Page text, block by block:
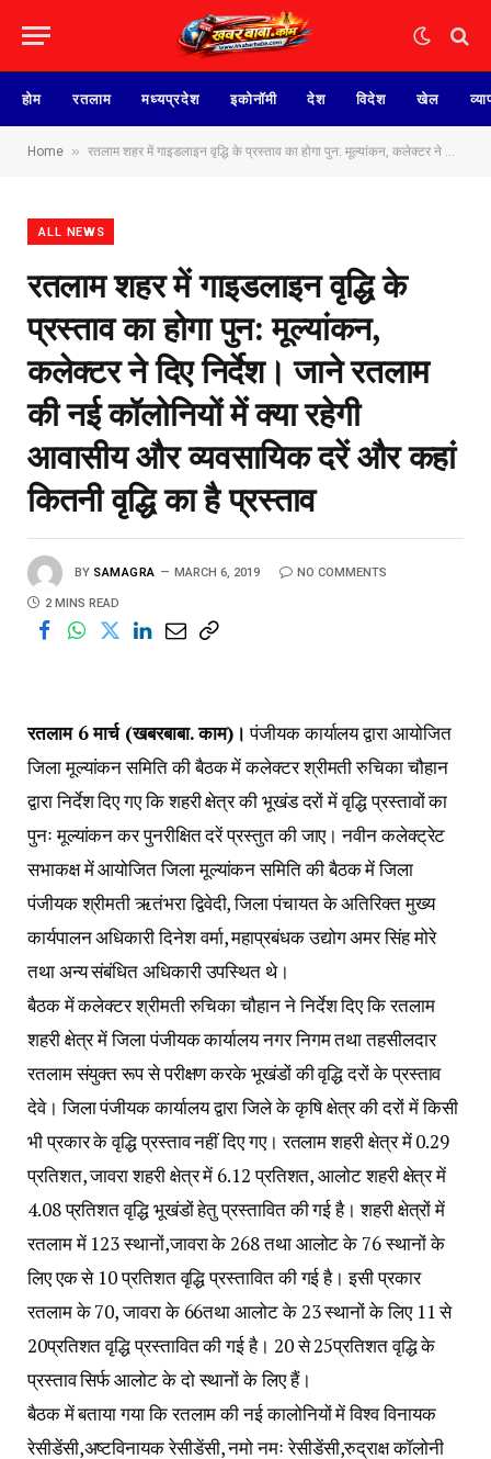
होम रतलाम मध्यप्रदेश इकोनॉमी देश विदेश खेल
Home » रतलाम शहर में गाइडलाइन वृद्धि के प्रस्ताव का होगा पुन: मूल्यांकन, कलेक्टर ने दिए निर्देश। जाने रतलाम की नई कॉलोनियों में क्या रहेगी आवासीय और व्यवसायिक दरें और कहां कितनी वृद्धि का है प्रस्ताव
ALL NEWS
रतलाम शहर में गाइडलाइन वृद्धि के
प्रस्ताव का होगा पुन: मूल्यांकन,
कलेक्टर ने दिए निर्देश। जाने रतलाम
की नई कॉलोनियों में क्या रहेगी
आवासीय और व्यवसायिक दरें और कहां
कितनी वृद्धि का है प्रस्ताव
BY SAMAGRA MARCH 6, 2019 NO COMMENTS
2 MINS READ
रतलाम 6 मार्च (खबरबाबा. काम)। पंजीयक कार्यालय द्वारा आयोजित
जिला मूल्यांकन समिति की बैठक में कलेक्टर श्रीमती रुचिका चौहान
द्वारा निर्देश दिए गए कि शहरी क्षेत्र की भूखंड दरों में वृद्धि प्रस्तावों का
पुनः मूल्यांकन कर पुनरीक्षित दरें प्रस्तुत की जाए। नवीन कलेक्ट्रेट
सभाकक्ष में आयोजित जिला मूल्यांकन समिति की बैठक में जिला
पंजीयक श्रीमती ऋतंभरा द्विवेदी, जिला पंचायत के अतिरिक्त मुख्य
कार्यपालन अधिकारी दिनेश वर्मा, महाप्रबंधक उद्योग अमर सिंह मोरे
तथा अन्य संबंधित अधिकारी उपस्थित थे।
बैठक में कलेक्टर श्रीमती रुचिका चौहान ने निर्देश दिए कि रतलाम
शहरी क्षेत्र में जिला पंजीयक कार्यालय नगर निगम तथा तहसीलदार
रतलाम संयुक्त रूप से परीक्षण करके भूखंडों की वृद्धि दरों के प्रस्ताव
देवे। जिला पंजीयक कार्यालय द्वारा जिले के कृषि क्षेत्र की दरों में किसी
भी प्रकार के वृद्धि प्रस्ताव नहीं दिए गए। रतलाम शहरी क्षेत्र में 0.29
प्रतिशत, जावरा शहरी क्षेत्र में 6.12 प्रतिशत, आलोट शहरी क्षेत्र में
4.08 प्रतिशत वृद्धि भूखंडों हेतु प्रस्तावित की गई है। शहरी क्षेत्रों में
रतलाम में 123 स्थानों,जावरा के 268 तथा आलोट के 76 स्थानों के
लिए एक से 10 प्रतिशत वृद्धि प्रस्तावित की गई है। इसी प्रकार
रतलाम के 70, जावरा के 66तथा आलोट के 23 स्थानों के लिए 11 से
20प्रतिशत वृद्धि प्रस्तावित की गई है। 20 से 25प्रतिशत वृद्धि के
प्रस्ताव सिर्फ आलोट के दो स्थानों के लिए हैं।
बैठक में बताया गया कि रतलाम की नई कालोनियों में विश्व विनायक
रेसीडेंसी,अष्टविनायक रेसीडेंसी, नमो नमः रेसीडेंसी,रुद्राक्ष कॉलोनी